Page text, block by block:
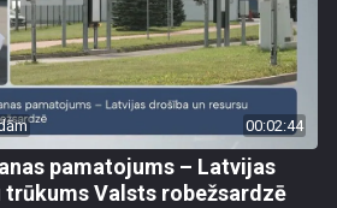
00:02:44
pamatojums – Latvijas
trūkums Valsts robežsardzē